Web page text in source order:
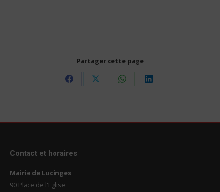
Partager cette page
Share
Share
Share
Share
Contact et horaires
Mairie de Lucinges
90 Place de l'Eglise